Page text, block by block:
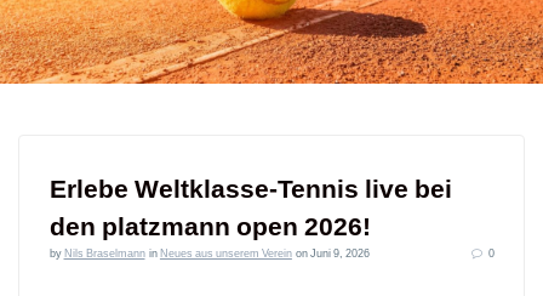
Erlebe Weltklasse-Tennis live bei
den platzmann open 2026!
byNils Braselmann inNeues aus unserem Verein on Juni 9, 2026 0